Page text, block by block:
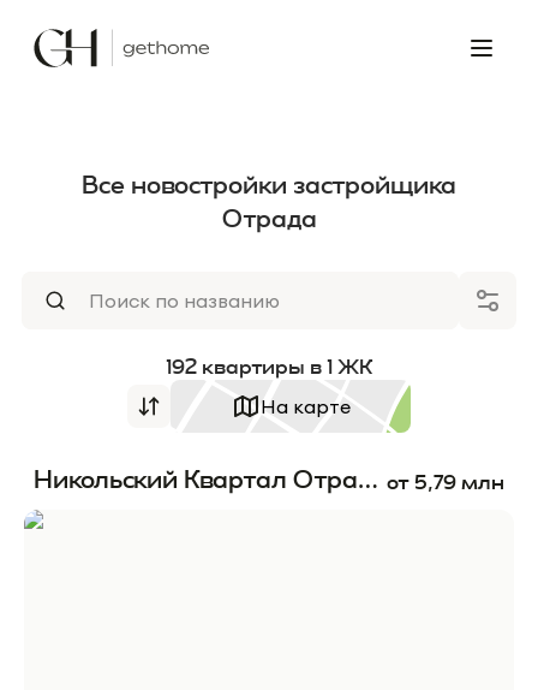
Все новостройки застройщика
Отрада
192 квартиры в 1ЖК
На карте
Никольский Квартал Отрада от 5,79 млн